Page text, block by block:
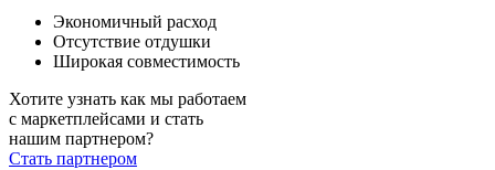
Экономичный расход
Отсутствие отдушки
Широкая совместимость
Хотите узнать как мы работаем
с маркетплейсами и стать
нашим партнером?
Стать партнером